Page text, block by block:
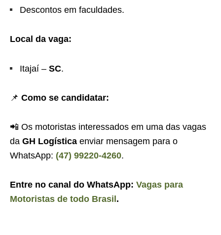
Descontos em faculdades.
Local da vaga:
Itajaí – SC.
📌 Como se candidatar:
📲 Os motoristas interessados em uma das vagas
da GH Logística enviar mensagem para o
WhatsApp: (47) 99220-4260.
Entre no canal do WhatsApp: Vagas para
Motoristas de todo Brasil .